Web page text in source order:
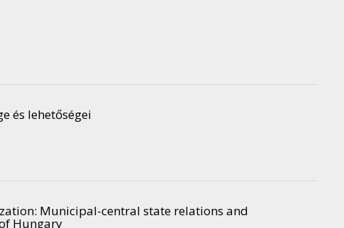
és lehetőségei
Municipal-central state relations and
Hungary